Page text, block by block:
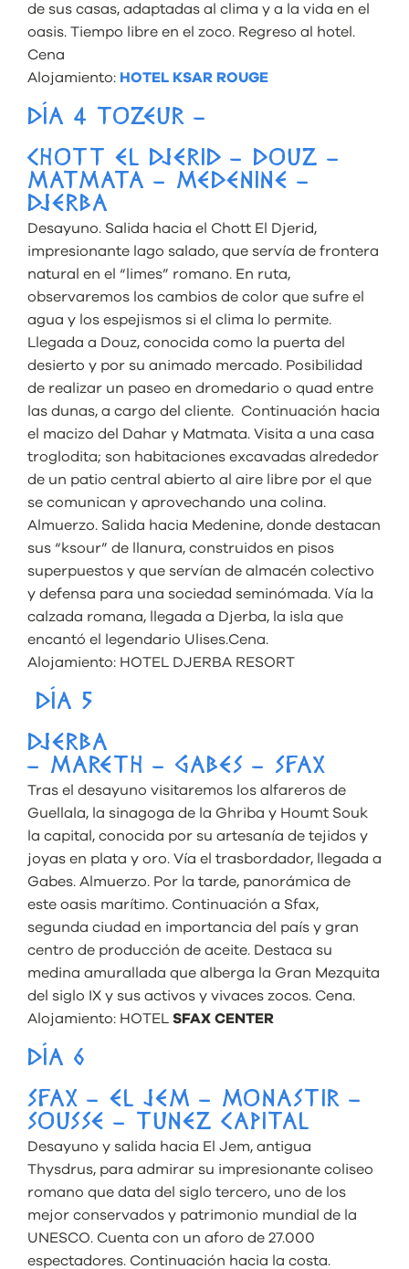
de sus casas, adaptadas al clima y a la vida en el
oasis. Tiempo libre en el zoco. Regreso al hotel.
Cena
Alojamiento: HOTEL KSAR ROUGE
DÍA 4 TOZEUR –
CHOTT EL DJERID – DOUZ –
MATMATA – MEDENINE –
DJERBA
Desayuno. Salida hacia el Chott El Djerid,
impresionante lago salado, que servía de frontera
natural en el “limes” romano. En ruta,
observaremos los cambios de color que sufre el
agua y los espejismos si el clima lo permite.
Llegada a Douz, conocida como la puerta del
desierto y por su animado mercado. Posibilidad
de realizar un paseo en dromedario o quad entre
las dunas, a cargo del cliente. Continuación hacia
el macizo del Dahar y Matmata. Visita a una casa
troglodita; son habitaciones excavadas alrededor
de un patio central abierto al aire libre por el que
se comunican y aprovechando una colina.
Almuerzo. Salida hacia Medenine, donde destacan
sus “ksour” de llanura, construidos en pisos
superpuestos y que servían de almacén colectivo
y defensa para una sociedad seminómada. Vía la
calzada romana, llegada a Djerba, la isla que
encantó el legendario Ulises.Cena.
Alojamiento: HOTEL DJERBA RESORT
DÍA 5
DJERBA
– MARETH – GABES – SFAX
Tras el desayuno visitaremos los alfareros de
Guellala, la sinagoga de la Ghriba y Houmt Souk
la capital, conocida por su artesanía de tejidos y
joyas en plata y oro. Vía el trasbordador,
llegada a
Gabes. Almuerzo. Por la tarde, panorámica de
este oasis marítimo. Continuación a Sfax,
segunda ciudad en importancia del país y gran
centro de producción de aceite. Destaca su
medina amurallada que alberga la Gran Mezquita
del siglo IX y sus activos y vivaces zocos. Cena.
Alojamiento: HOTEL SFAX CENTER
DÍA 6
SFAX – EL JEM – MONASTIR –
SOUSSE – TUNEZ CAPITAL
Desayuno y salida hacia El Jem, antigua
Thysdrus, para admirar su impresionante coliseo
romano que data del siglo tercero, uno de los
mejor conservados y patrimonio mundial de la
UNESCO. Cuenta con un aforo de 27.000
espectadores. Continuación hacia la costa.